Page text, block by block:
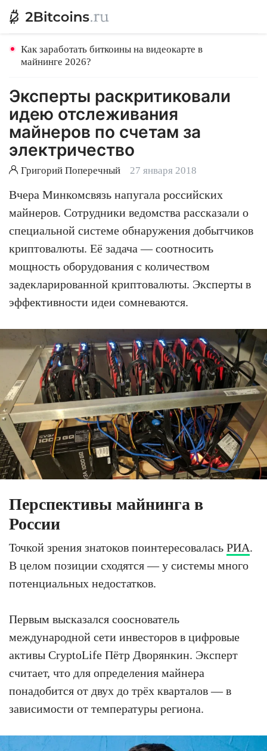
Как заработать биткоины на видеокарте в
майнинге 2026?
Эксперты раскритиковали
идею отслеживания
майнеров по счетам за
электричество
Григорий Поперечный 27 января 2018
Вчера Минкомсвязь напугала российских
майнеров. Сотрудники ведомства рассказали о
специальной системе обнаружения добытчиков
криптовалюты. Её задача — соотносить
мощность оборудования с количеством
задекларированной криптовалюты. Эксперты в
эффективности идеи сомневаются.
Перспективы майнинга в
России
Точкой зрения знатоков поинтересовалась РИА.
В целом позиции сходятся — у системы много
потенциальных недостатков.
Первым высказался сооснователь
международной сети инвесторов в цифровые
активы CryptoLife Пётр Дворянкин. Эксперт
считает, что для определения майнера
понадобится от двух до трёх кварталов — в
зависимости от температуры региона.